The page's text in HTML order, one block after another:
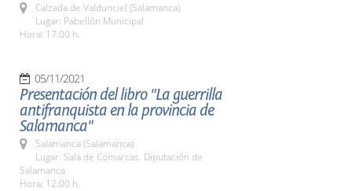
Calzada de Valdunciel (Salamanca)
Lugar: Pabellón Municipal
Hora: 17:00 h.
05/11/2021
Presentación del libro "La guerrilla
antifranquista en la provincia de
Salamanca"
Salamanca (Salamanca)
Lugar: Sala de Comarcas. Diputación de
Salamanca
Hora: 12:00 h.